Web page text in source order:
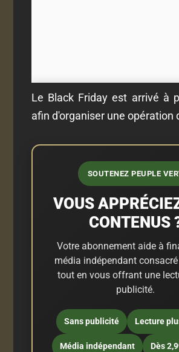
Le Black Friday est arrivé à
afin d'organiser une opération
SOUTENEZ PEUPLE
VOUS
CONTENUS
Votre abonnement aide à
média indépendant consacré
tout en vous offrant une
publicité.
Sans publicité Lecture
Média indépendant Dès